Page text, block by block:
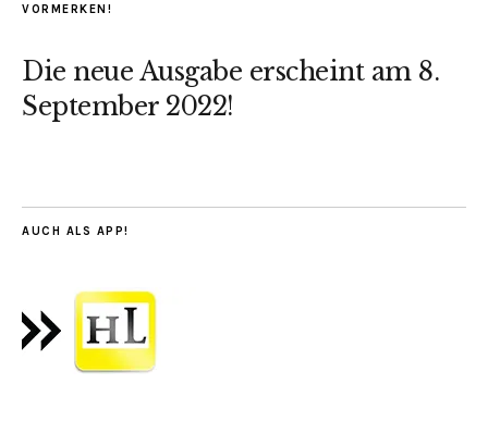
VORMERKEN!
Die neue Ausgabe erscheint am 8.
September 2022!
AUCH ALS APP!